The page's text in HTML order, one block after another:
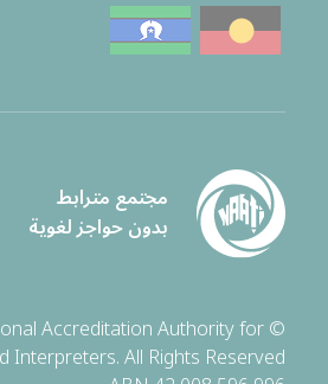
مجتمع مترابط
بدون حواجز لغوية
Accreditation Authority for
Interpreters. All Rights Reserved